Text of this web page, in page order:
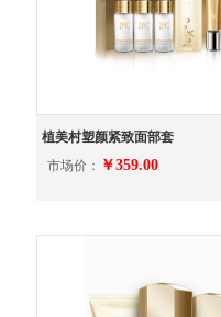
植美村塑颜紧致面部套
市场价： ￥359.00